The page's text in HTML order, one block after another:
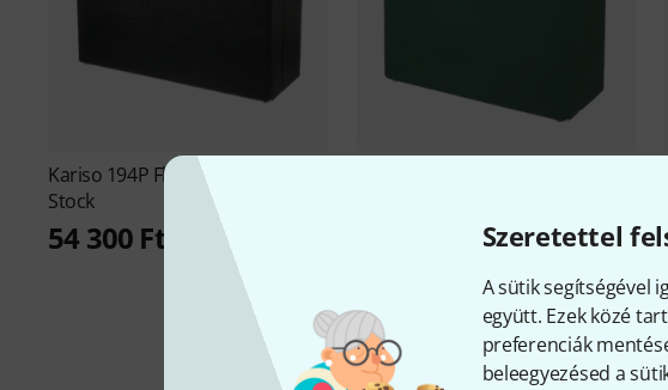
Szeretettel
A sütik segítségével
együtt. Ezek közé
preferenciák
beleegyezésed a
Kariso 194P Flugelhorn Case P B-
Stock
54 300 Ft